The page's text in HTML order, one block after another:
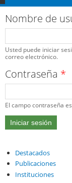
Nombre de
Usted puede iniciar
correo electrónico.
Contraseña *
El campo contraseña
Destacados
Publicaciones
Instituciones